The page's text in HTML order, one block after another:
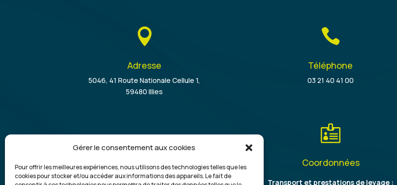
Gérer le consentement aux cookies
Pour offrir les meilleures expériences, nous utilisons des technologies telles que les
cookies pour stocker et/ou accéder aux informations des appareils. Le fait de

Adresse
5046, 41 Route Nationale Cellule 1,
59480 Illies

Téléphone
03 21 40 41 00

Coordonnées
Commercial, dépose de benne et évacuation Transport et prestations de levage :